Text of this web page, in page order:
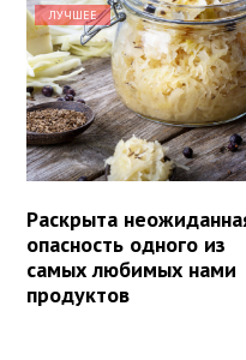
ЛУЧШЕЕ
Раскрыта
опасность одного из
самых любимых нами
продуктов